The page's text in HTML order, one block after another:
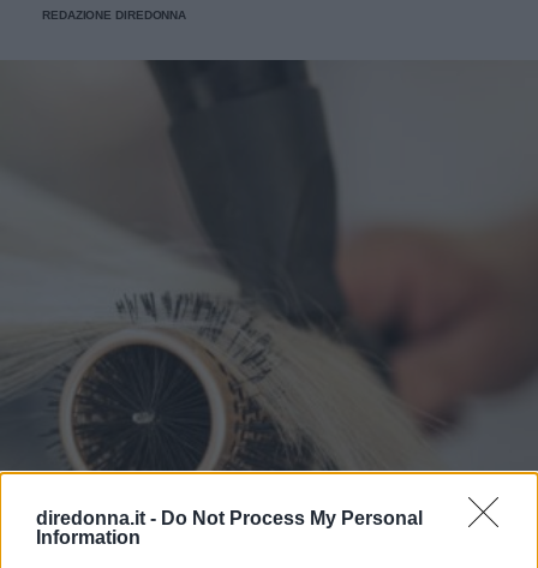
diredonna.it - Do Not Process My Personal
Information
REDAZIONE DIREDONNA